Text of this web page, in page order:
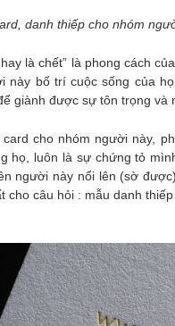
danh thiếp cho nhóm
là chết” là phong cách
này bố trí cuộc sống của
giành được sự tôn trọng và
card cho nhóm người này,
họ, luôn là sự chứng tỏ
người này nổi lên (sờ
cho câu hỏi : mẫu danh